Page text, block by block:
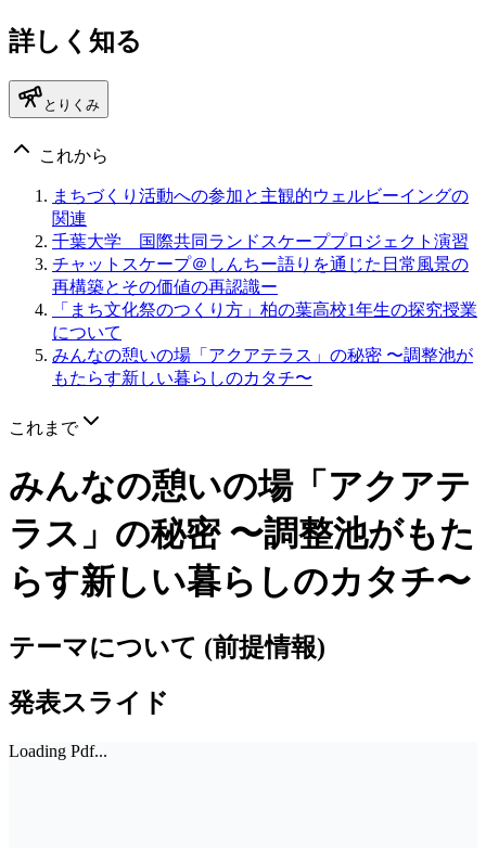
詳しく知る
とりくみ
これから
まちづくり活動への参加と主観的ウェルビーイングの
関連
千葉大学 国際共同ランドスケーププロジェクト演習
チャットスケープ＠しんちー語りを通じた日常風景の
再構築とその価値の再認識ー
「まち文化祭のつくり方」柏の葉高校1年生の探究授業
について
みんなの憩いの場「アクアテラス」の秘密 〜調整池が
もたらす新しい暮らしのカタチ〜
これまで
みんなの憩いの場「アクアテ
ラス」の秘密 〜調整池がもた
らす新しい暮らしのカタチ〜
テーマについて (前提情報)
発表スライド
Loading Pdf...